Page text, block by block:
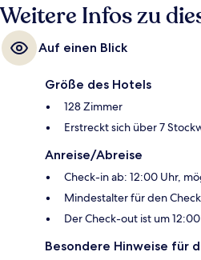
Weitere Infos zu
Auf einen Blick
Größe des Hotels
128 Zimmer
Erstreckt sich über 7
Anreise/Abreise
Check-in ab: 12:00 Uhr,
Mindestalter für den
Der Check-out ist um
Besondere Hinweise für